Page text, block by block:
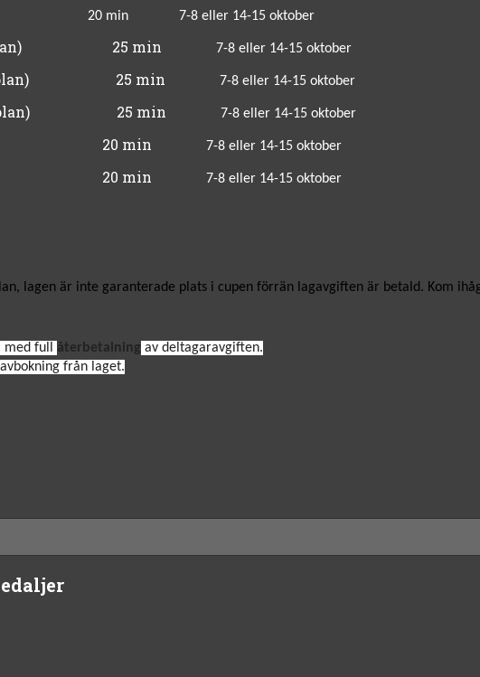
5 20 min 7-8 eller 14-15 oktober
25 min 7-8 eller 14-15 oktober
25 min 7-8 eller 14-15 oktober
25 min 7-8 eller 14-15 oktober
20 min 7-8 eller 14-15 oktober
20 min 7-8 eller 14-15 oktober
lagen är inte garanterade plats i cupen förrän lagavgiften är betald. Kom
med full återbetalning av deltagaravgiften.
från laget.